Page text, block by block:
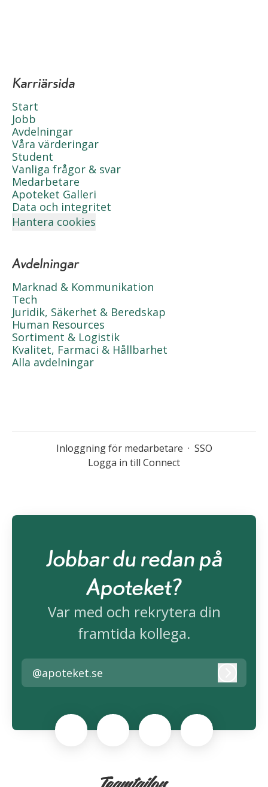
Karriärsida
Start
Jobb
Avdelningar
Våra värderingar
Student
Vanliga frågor & svar
Medarbetare
Apoteket Galleri
Data och integritet
Hantera cookies
Avdelningar
Marknad & Kommunikation
Tech
Juridik, Säkerhet & Beredskap
Human Resources
Sortiment & Logistik
Kvalitet, Farmaci & Hållbarhet
Alla avdelningar
Inloggning för medarbetare · SSO
Logga in till Connect
Jobbar du redan på
Apoteket?
Var med och rekrytera din
framtida kollega.
@apoteket.se